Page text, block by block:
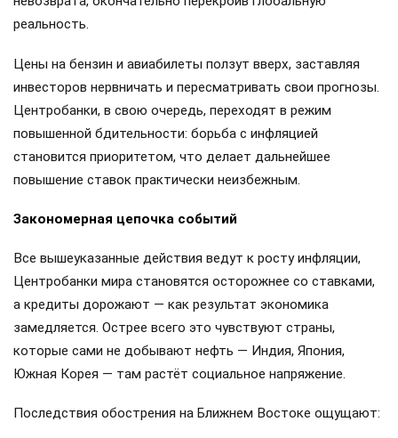
реальность.
Цены на бензин и авиабилеты ползут вверх, заставляя
инвесторов нервничать и пересматривать свои прогнозы.
Центробанки, в свою очередь, переходят в режим
повышенной бдительности: борьба с инфляцией
становится приоритетом, что делает дальнейшее
повышение ставок практически неизбежным.
Закономерная цепочка событий
Все вышеуказанные действия ведут к росту инфляции,
Центробанки мира становятся осторожнее со ставками,
а кредиты дорожают — как результат экономика
замедляется. Острее всего это чувствуют страны,
которые сами не добывают нефть — Индия, Япония,
Южная Корея — там растёт социальное напряжение.
Последствия обострения на Ближнем Востоке ощущают: